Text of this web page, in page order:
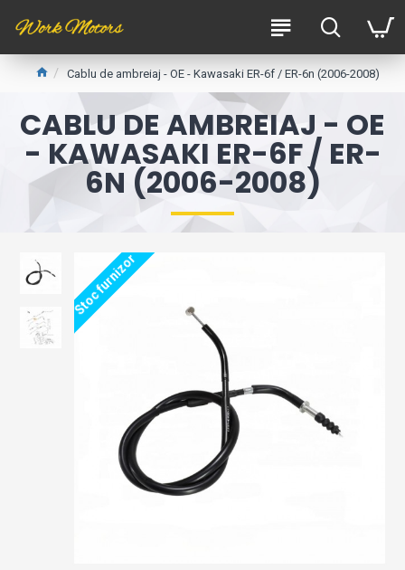
Cablu de ambreiaj - OE - Kawasaki ER-6f / ER-6n (2006-2008)
CABLU DE AMBREIAJ - OE
- KAWASAKI ER-6F / ER-
6N (2006-2008)
Stoc furnizor